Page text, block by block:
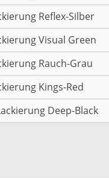
Reflex-Silber
Visual Green
Rauch-Grau
Kings-Red
Deep-Black